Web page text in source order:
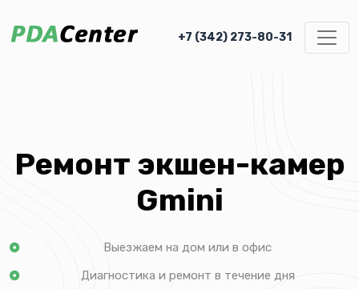
+7 (342) 273-80-31
Ремонт экшен-камер
Gmini
Выезжаем на дом или в офис
Диагностика и ремонт в течение дня